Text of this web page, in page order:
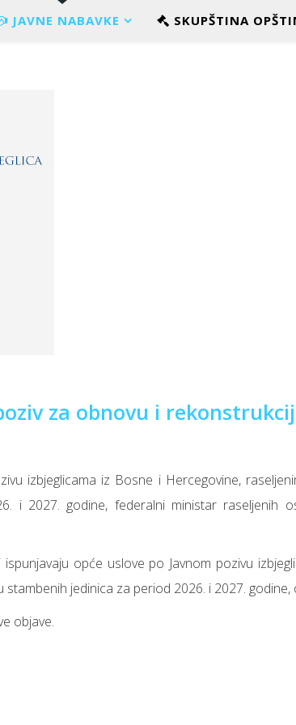
JAVNE NABAVKE SKUPŠTINA
za obnovu i
izbjeglicama iz Bosne i Hercegovine,
i 2027. godine, federalni ministar raseljenih
opće uslove po Javnom pozivu
jedinica za period 2026. i 2027.
objave.